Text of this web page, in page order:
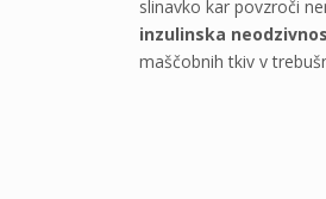
slinavko kar povzroči
inzulinska
maščobnih tkiv v